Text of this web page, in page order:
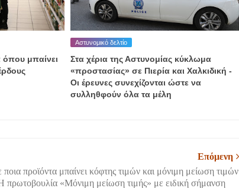
όπου μπαίνει
Αστυνομικό δελτίο
Στα χέρια της Αστυνομίας κύκλωμα
«προστασίας» σε Πιερία και Χαλκιδική -
Οι έρευνες συνεχίζονται ώστε να
συλληθφούν όλα τα μέλη
Επόμενη
ποια προϊόντα μπαίνει κόφτης τιμών και μόνιμη μείωση τιμών
πρωτοβουλία «Μόνιμη μείωση τιμής» με ειδική σήμανση